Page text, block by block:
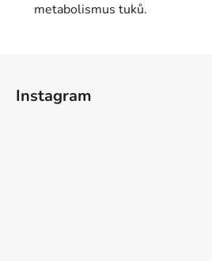
metabolismus tuků.
Instagram